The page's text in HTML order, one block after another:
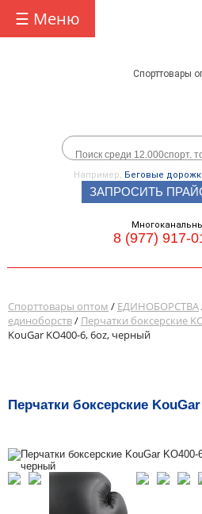
☰ Меню
Спорттовары
Например, Беговые
ЗАПРОСИТЬ
8 (977) 917-
Спорттовары оптом / ЕДИНОБОРСТВА
единоборств/ Перчатки боксерские
KouGar KO400-6, 6oz, черный
Перчатки боксерские